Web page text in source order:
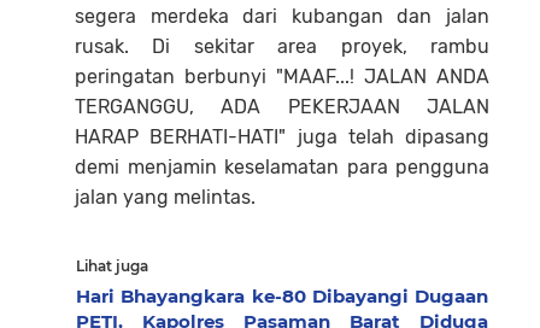
segera merdeka dari kubangan dan jalan
rusak. Di sekitar area proyek, rambu
peringatan berbunyi "MAAF...! JALAN ANDA
TERGANGGU, ADA PEKERJAAN JALAN
HARAP BERHATI-HATI" juga telah dipasang
demi menjamin keselamatan para pengguna
jalan yang melintas.
Lihat juga
Hari Bhayangkara ke-80 Dibayangi Dugaan
PETI, Kapolres Pasaman Barat Diduga